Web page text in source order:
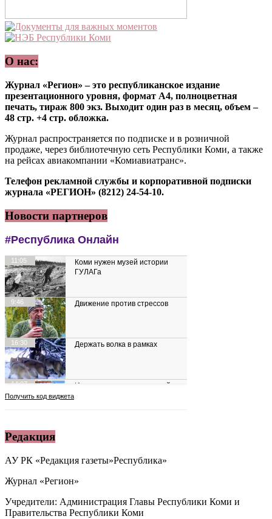
О нас:
Журнал «Регион» – это республиканское издание
презентационного уровня, формат А4, полноцветная
печать, тираж 800 экз. Выходит один раз в месяц, объем –
48 стр. +4 стр. обложка.
Журнал распространяется по подписке и в розничной
продаже, через библиотечную сеть Республики Коми, а также
на рейсах авиакомпании «Комиавиатранс».
Телефон рекламной службы и корпоративной подписки
журнала «РЕГИОН» (8212) 24-54-10.
Новости партнеров
Редакция
АУ РК «Редакция газеты»Республика»
Журнал «Регион»
Учредители: Администрация Главы Республики Коми и
Правительства Республики Коми